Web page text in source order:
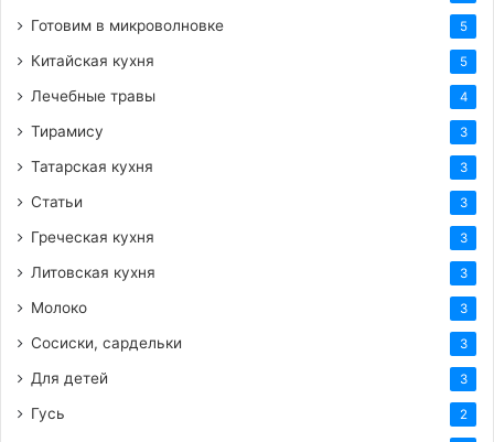
Готовим в микроволновке 5
Китайская кухня 5
Лечебные травы 4
Тирамису 3
Татарская кухня 3
Статьи 3
Греческая кухня 3
Литовская кухня 3
Молоко 3
Сосиски, сардельки 3
Для детей 3
Гусь 2